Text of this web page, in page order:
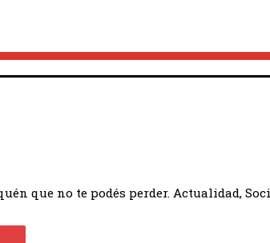
que no te podés perder. Actualidad,